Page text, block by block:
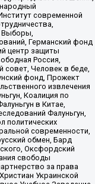
современной
Выборы,
Германский фонд
центр защиты
Россия,
совет, Человек в беде,
фонд, Прожект
извлечения
Коалиция по
в Китае,
Фалуньгун,
политических
современности,
обмен, Бард
Оксфордский
свободы
за права
Украинской